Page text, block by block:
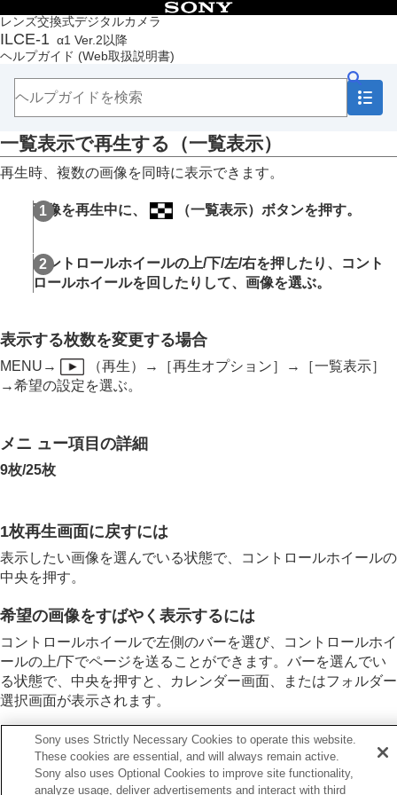
レンズ交換式デジタルカメラ
ILCE-1 α1 Ver.2以降
ヘルプガイド (Web取扱説明書)
目次
トップページ
ヘルプガイドの使いかた
本体と付属品を確認する
本機の基本操作
準備/基本的な撮影
MENU一覧から機能を探す
カメラをカスタマイズする
画像を見る
画像の表示方法を変える
画像の並び順
グループ表示
フォーカス枠表示
画像間をジャンプ移動する方法を設定する（
トリミング
動画から静止画を切り出す
メモリーカード間で画像をコピーする（ コピー）
画像を削除する
カメラの設定を変更する
スマートフォンでできること
パソコンでできること
クラウドサービスを利用する
資料
故障かな？と思ったら
一覧表示で再生する（一覧表示）
再生時、複数の画像を同時に表示できます。
画像を再生中に、 （一覧表示）ボタンを押す。
コントロールホイールの上/下/左/右を押したり、コント
ロールホイールを回したりして、画像を選ぶ。
表示する枚数を変更する場合
MENU → （再生）→ ［再生オプション］ →
［一覧表示］
→希望の設定を選ぶ。
メニ ュー項目の詳細
9枚/25枚
1枚再生画面に戻すには
表示したい画像を選んでいる状態で、コントロールホイールの
中央を押す。
希望の画像をすばやく表示するには
コントロールホイールで左側のバーを選び、コントロールホイ
ールの上/下でページを送ることができます。バーを選んでい
る状態で、中央を押すと、カレンダー画面、またはフォルダー
選択画面が表示されます。
Sony uses Strictly Necessary Cookies to operate this website.
These cookies are essential, and will always remain active.
Sony also uses Optional Cookies to improve site functionality,
analyze usage, deliver advertisements and interact with third